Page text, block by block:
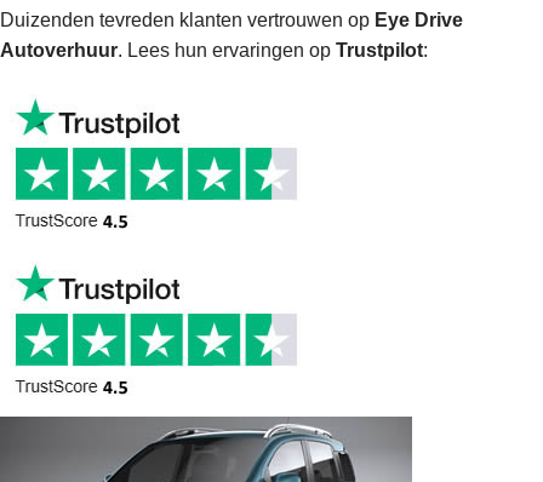
Duizenden tevreden klanten vertrouwen op Eye Drive
Autoverhuur. Lees hun ervaringen op Trustpilot: